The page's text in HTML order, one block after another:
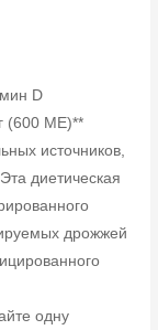
D
(600 МЕ)**
источников,
диетическая
дрожжей
одну